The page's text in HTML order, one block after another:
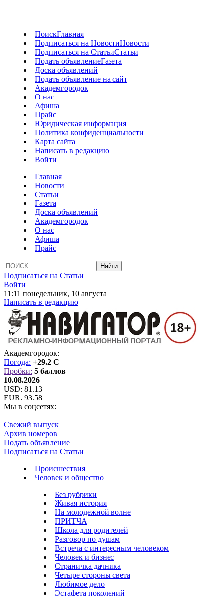
ПоискГлавная
Подписаться на НовостиНовости
Подписаться на СтатьиСтатьи
Подать объявлениеГазета
Доска объявлений
Подать объявление на сайт
Академгородок
О нас
Афиша
Прайс
Юридическая информация
Политика конфиденциальности
Карта сайта
Написать в редакцию
Войти
Главная
Новости
Статьи
Газета
Доска объявлений
Академгородок
О нас
Афиша
Прайс
Подписаться на Статьи
Войти
11:11 понедельник, 10 августа
Написать в редакцию
Академгородок:
Погода: +29.2 C
Пробки: 5 баллов
10.08.2026
USD: 81.13
EUR: 93.58
Мы в соцсетях:
Свежий выпуск
Архив номеров
Подать объявление
Подписаться на Статьи
Происшествия
Человек и общество
Без рубрики
Живая история
На молодежной волне
ПРИТЧА
Школа для родителей
Разговор по душам
Встреча с интересным человеком
Человек и бизнес
Страничка дачника
Четыре стороны света
Любимое дело
Эстафета поколений